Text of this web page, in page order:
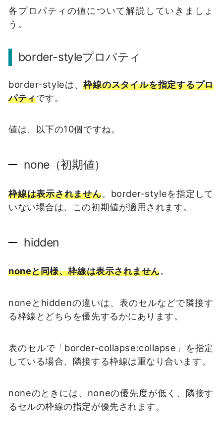
各プロパティの値について解説していきましょ
う。
border-styleプロパティ
border-styleは、枠線のスタイルを指定するプロ
パティです。
値は、以下の10個ですね。
none（初期値）
枠線は表示されません。border-styleを指定して
いない場合は、この初期値が適用されます。
hidden
noneと同様、枠線は表示されません。
noneとhiddenの違いは、表のセルなどで隣接す
る枠線とどちらを優先するかにあります。
表のセルで「border-collapse:collapse」を指定
している場合、隣接する枠線は重なり合います。
noneのときには、noneの優先度が低く、隣接す
るセルの枠線の指定が優先されます。